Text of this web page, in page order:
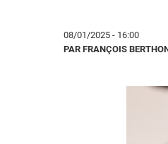
08/01/2025 - 16:00
PAR FRANÇOIS